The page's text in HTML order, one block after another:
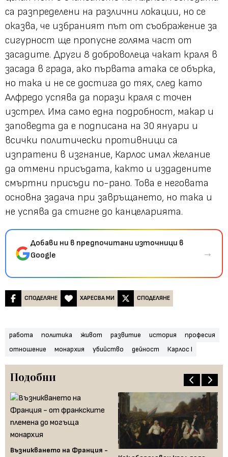
са разпределени на различни локации, но се
оказва, че избраният път от съображение за
сигурност ще пропусне голяма част от
засадите. Други 8 доброволеца чакат краля в
засада в града, ако първата атака се обърка,
но така и не се достига до тях, след като
Алфредо успява да порази краля с точен
изстрел. Има само една подробност, макар и
заповедта да е подписана на 30 януари и
всички политически противници са
изпратени в изгнание, Карлос имал желание
да отмени присъдата, както и издадените
смъртни присъди по-рано. Това е неговата
основна задача при завръщането, но така и
не успява да стигне до канцеларията.
Добави ни в предпочитани източници в
Google
→
СПОДЕЛЯНЕ ХАРЕСВА МИ СПОДЕЛЯНЕ
работа политика живот развитие история
професия
отношение
монархия убийство дейност Карлос I
Подобни
Възникването на Франция -